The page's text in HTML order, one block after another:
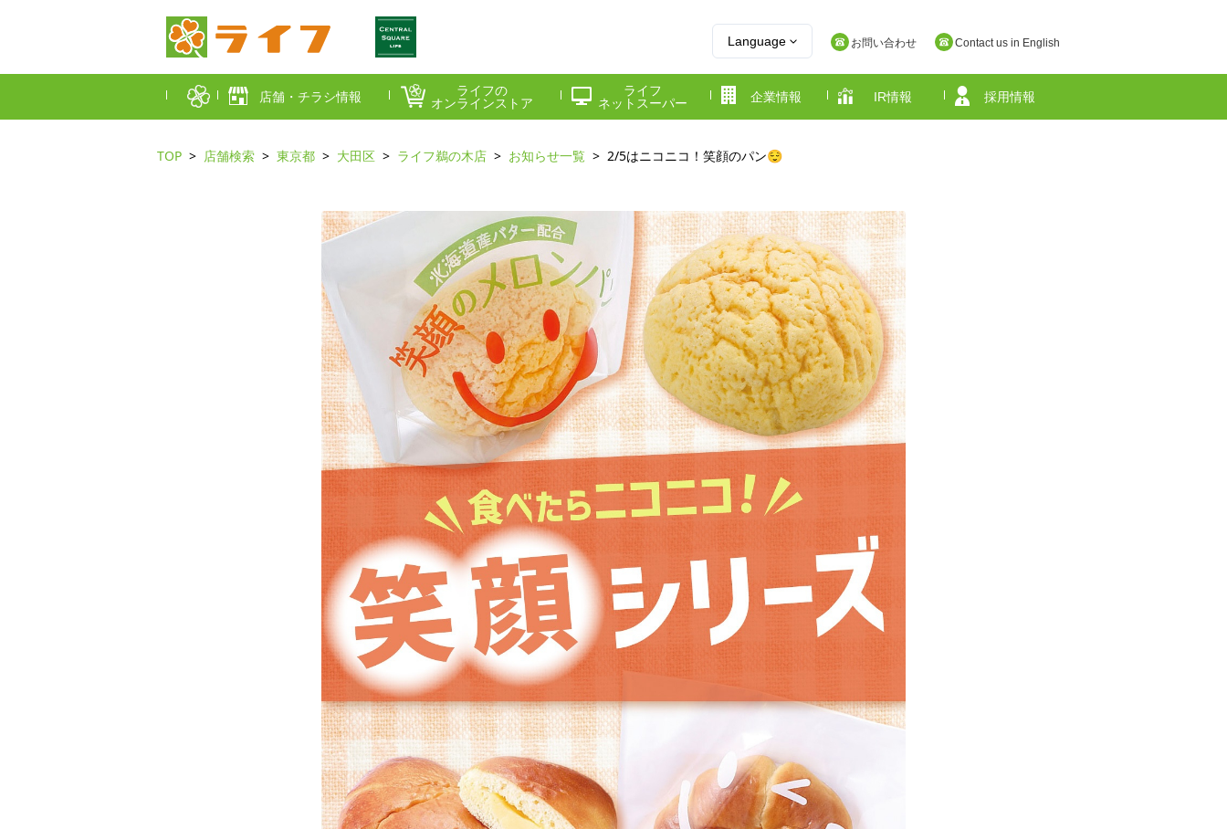
Language お問い合わせ Contact us in English
店舗・チラシ情報
京都府 兵庫県
ライフの
オンラインストア
ライフ
ネットスーパー
企業情報 IR情報 採用情報
TOP 店舗検索 東京都 大田区 ライフ鵜の木店 お知らせ一覧 2/5はニコニコ！笑顔のパン😌